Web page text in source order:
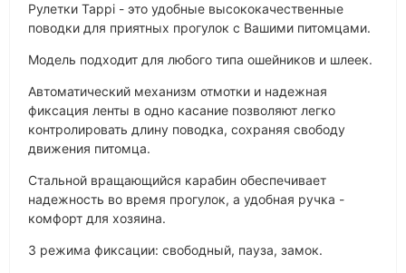
Рулетки Tappi - это удобные высококачественные
поводки для приятных прогулок с Вашими питомцами.
Модель подходит для любого типа ошейников и шлеек.
Автоматический механизм отмотки и надежная
фиксация ленты в одно касание позволяют легко
контролировать длину поводка, сохраняя свободу
движения питомца.
Стальной вращающийся карабин обеспечивает
надежность во время прогулок, а удобная ручка -
комфорт для хозяина.
3 режима фиксации: свободный, пауза, замок.